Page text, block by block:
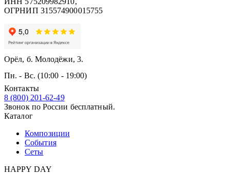
ОГРНИП 315574900015755
Орёл, б. Молодёжи, 3.
Пн. - Вс. (10:00 - 19:00)
Контакты
8 (800) 201-62-49
Звонок по России бесплатный.
Каталог
Композиции
События
Сеты
HAPPY DAY